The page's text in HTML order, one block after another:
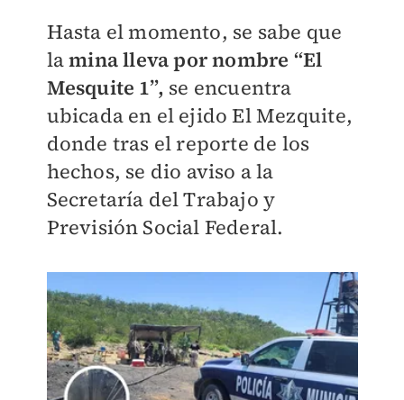
Hasta el momento, se sabe que
lamina lleva por nombre “El
Mesquite 1”, se encuentra
ubicada en el ejido El Mezquite,
donde tras el reporte de los
hechos, se dio aviso a la
Secretaría del Trabajo y
Previsión Social Federal.